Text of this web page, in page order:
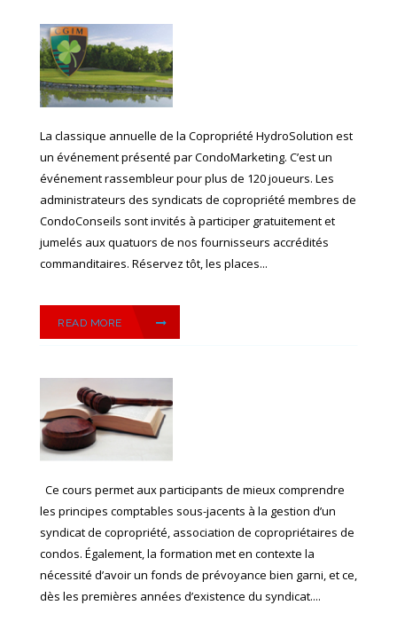
La classique annuelle de la Copropriété HydroSolution est
un événement présenté par CondoMarketing. C’est un
événement rassembleur pour plus de 120 joueurs. Les
administrateurs des syndicats de copropriété membres de
CondoConseils sont invités à participer gratuitement et
jumelés aux quatuors de nos fournisseurs accrédités
commanditaires. Réservez tôt, les places...
READ MORE
Ce cours permet aux participants de mieux comprendre
les principes comptables sous-jacents à la gestion d’un
syndicat de copropriété, association de copropriétaires de
condos. Également, la formation met en contexte la
nécessité d’avoir un fonds de prévoyance bien garni, et ce,
dès les premières années d’existence du syndicat....